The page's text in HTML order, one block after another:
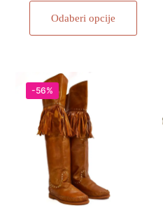
Odaberi opcije
-56%